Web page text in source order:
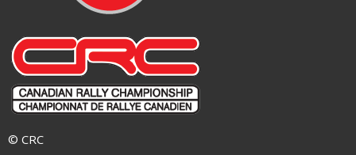
© CRC